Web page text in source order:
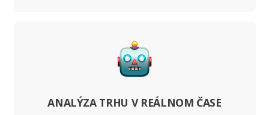
ANALÝZA TRHU V REÁLNOM ČASE